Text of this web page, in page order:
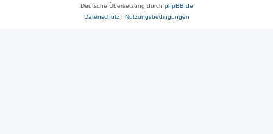
Deutsche Übersetzung durch phpBB.de
Datenschutz| Nutzungsbedingungen